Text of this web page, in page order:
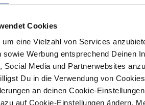
Cookies
eine Vielzahl von Services
Werbung entsprechend Deinen
Social Media und Partnerwebsites
Du in die Verwendung von
an deinen Cookie-Einstellungen
auf Cookie-Einstellungen ändern.